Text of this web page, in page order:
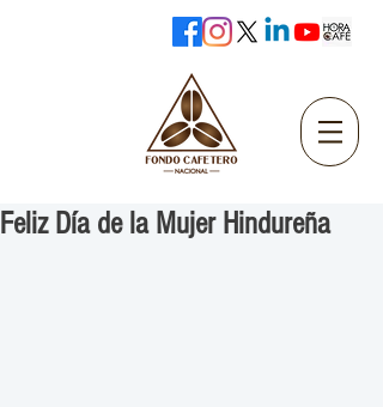
Feliz Día de la Mujer Hindureña